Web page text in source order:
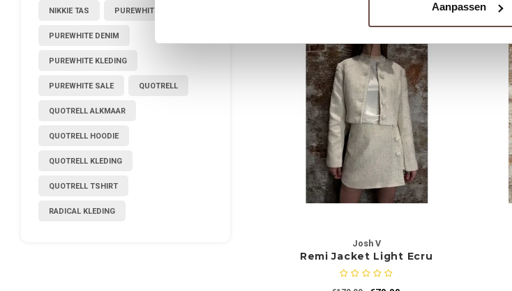
Aanpassen
NIKKIE TAS PUREWHITE
PUREWHITE DENIM
PUREWHITE KLEDING
PUREWHITE SALE QUOTRELL
QUOTRELL ALKMAAR
QUOTRELL HOODIE
QUOTRELL KLEDING
QUOTRELL TSHIRT
RADICAL KLEDING
Josh V
Remi Jacket Light Ecru